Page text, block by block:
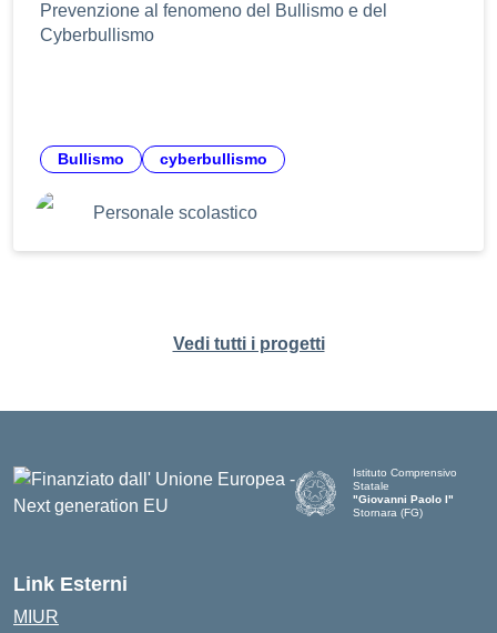
Prevenzione al fenomeno del Bullismo e del
Cyberbullismo
Bullismo cyberbullismo
Personale scolastico
Vedi tutti i progetti
Istituto Comprensivo
Statale
"Giovanni Paolo I"
Stornara (FG)
Link Esterni
MIUR